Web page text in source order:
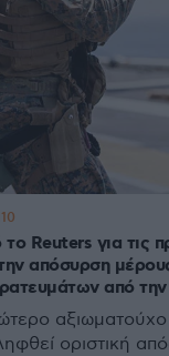
Reuters για τις
απόσυρση
από
οριστική